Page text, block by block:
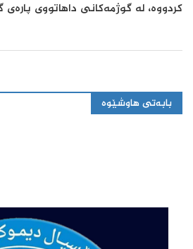
كردووە، لە گوژمەكانی داهاتووی
بابەتی هاوشێوە